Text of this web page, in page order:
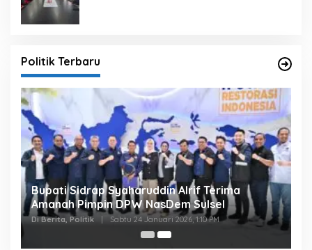
Politik Terbaru
Bupati Sidrap Syaharuddin Alrif Terima
Amanah Pimpin DPW NasDem Sulsel
Di Berita, Politik | Sabtu 24 Januari 2026, 1:10 PM